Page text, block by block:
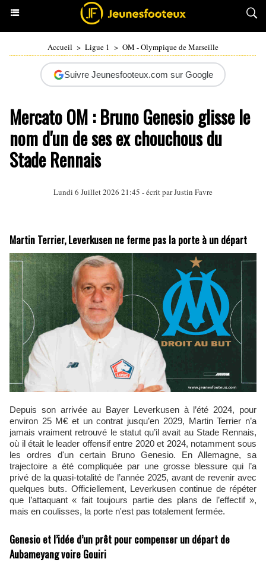
Accueil > Ligue 1 > OM - Olympique de Marseille
Suivre Jeunesfooteux.com sur Google
Mercato OM : Bruno Genesio glisse le
nom d'un de ses ex chouchous du
Stade Rennais
Lundi 6 Juillet 2026 21:45 - écrit parJustin Favre
Martin Terrier, Leverkusen ne ferme pas la porte à un départ
Depuis son arrivée au Bayer Leverkusen à l’été 2024, pour
environ 25 M€ et un contrat jusqu’en 2029, Martin Terrier n’a
jamais vraiment retrouvé le statut qu’il avait au Stade Rennais,
où il était le leader offensif entre 2020 et 2024, notamment sous
les ordres d'un certain Bruno Genesio. En Allemagne, sa
trajectoire a été compliquée par une grosse blessure qui l’a
privé de la quasi-totalité de l’année 2025, avant de revenir avec
quelques buts. Officiellement, Leverkusen continue de répéter
que l’attaquant « fait toujours partie des plans de l’effectif »,
mais en coulisses, la porte n'est pas totalement fermée.
Genesio et l’idée d’un prêt pour compenser un départ de
Aubameyang voire Gouiri